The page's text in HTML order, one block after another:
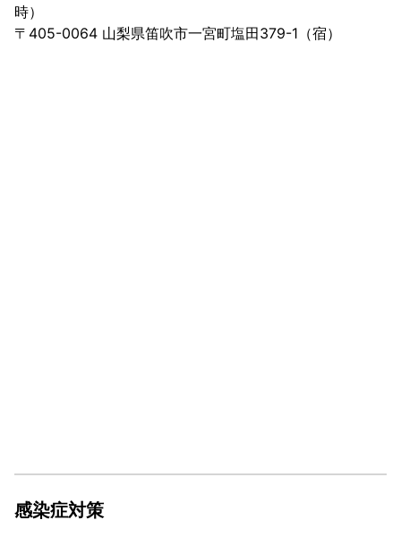
時）
〒405-0064 山梨県笛吹市一宮町塩田379-1（宿）
感染症対策